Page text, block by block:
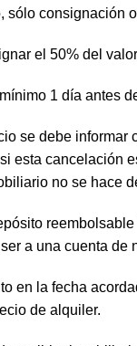
sólo consignación
el 50% del
1 día antes
se debe
esta cancelación
no se hace
a una cuenta de
en la fecha
de alquiler.